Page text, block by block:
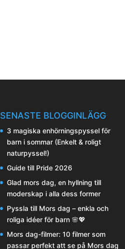
SENASTE BLOGGINLÄGG
3 magiska enhörningspyssel för
barn i sommar (Enkelt & roligt
naturpyssel!)
Guide till Pride 2026
Glad mors dag, en hyllning till
moderskap i alla dess former
Pyssla till Mors dag – enkla och
roliga idéer för barn 🌸💖
Mors dag-filmer: 10 filmer som
passar perfekt att se på Mors dag